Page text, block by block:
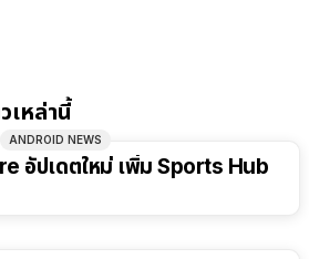
เหล่านี้
ANDROID NEWS
อัปเดตใหม่ เพิ่ม Sports Hub